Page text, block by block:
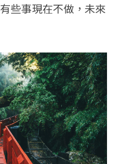
些事現在不做，未來